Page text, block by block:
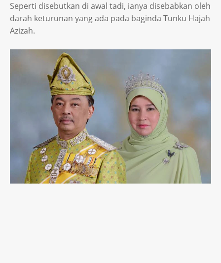
Seperti disebutkan di awal tadi, ianya disebabkan oleh
darah keturunan yang ada pada baginda Tunku Hajah
Azizah.